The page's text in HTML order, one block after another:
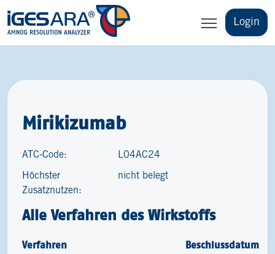
Login
Mirikizumab
ATC-Code: L04AC24
Höchster
Zusatznutzen:
nicht belegt
Alle Verfahren des Wirkstoffs
Verfahren Beschlussdatum